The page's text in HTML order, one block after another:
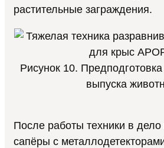
растительные заграждения.
Рисунок 10.
выпуска
После работы техники в
сапёры с